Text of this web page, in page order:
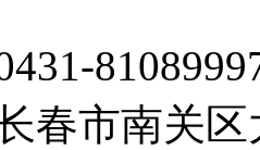
春市南关